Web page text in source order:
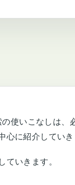
使いこなしは、
に紹介していき
いきます。